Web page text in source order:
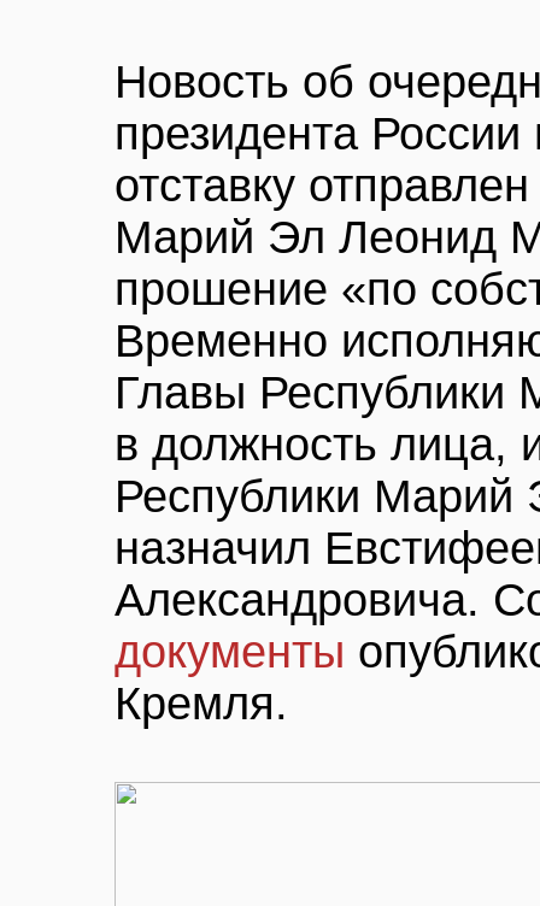
Новость об
президента
отставку
Марий Эл Леонид
прошение «по
Временно
Главы Республики
в должность лица,
Республики Марий
назначил
Александровича.
документы
Кремля.